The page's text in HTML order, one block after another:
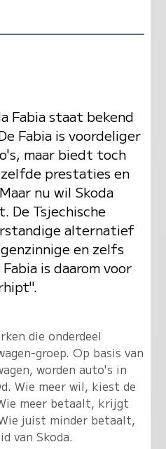
Fabia staat bekend
Fabia is voordeliger
maar biedt toch
prestaties en
nu wil Skoda
De Tsjechische
alternatief
en zelfs
is daarom voor
die onderdeel
groep. Op basis van
worden auto's in
Wie meer wil, kiest de
meer betaalt, krijgt
juist minder betaalt,
van Skoda.